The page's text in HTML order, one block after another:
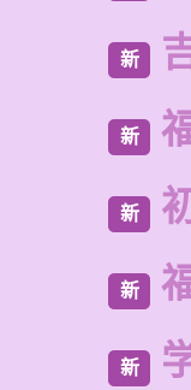
新
新
新
新
新